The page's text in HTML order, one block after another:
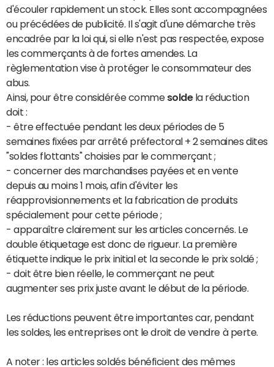
d'écouler rapidement un stock. Elles sont accompagnées
ou précédées de publicité. Il s'agit d'une démarche très
encadrée par la loi qui, si elle n'est pas respectée, expose
les commerçants à de fortes amendes. La
règlementation vise à protéger le consommateur des
abus.
Ainsi, pour être considérée comme solde la réduction
doit :
- être effectuée pendant les deux périodes de 5
semaines fixées par arrêté préfectoral + 2 semaines dites
"soldes flottants" choisies par le commerçant ;
- concerner des marchandises payées et en vente
depuis au moins 1 mois, afin d'éviter les
réapprovisionnements et la fabrication de produits
spécialement pour cette période ;
- apparaître clairement sur les articles concernés. Le
double étiquetage est donc de rigueur. La première
étiquette indique le prix initial et la seconde le prix soldé ;
- doit être bien réelle, le commerçant ne peut
augmenter ses prix juste avant le début de la période.
Les réductions peuvent être importantes car, pendant
les soldes, les entreprises ont le droit de vendre à perte.
A noter : les articles soldés bénéficient des mêmes